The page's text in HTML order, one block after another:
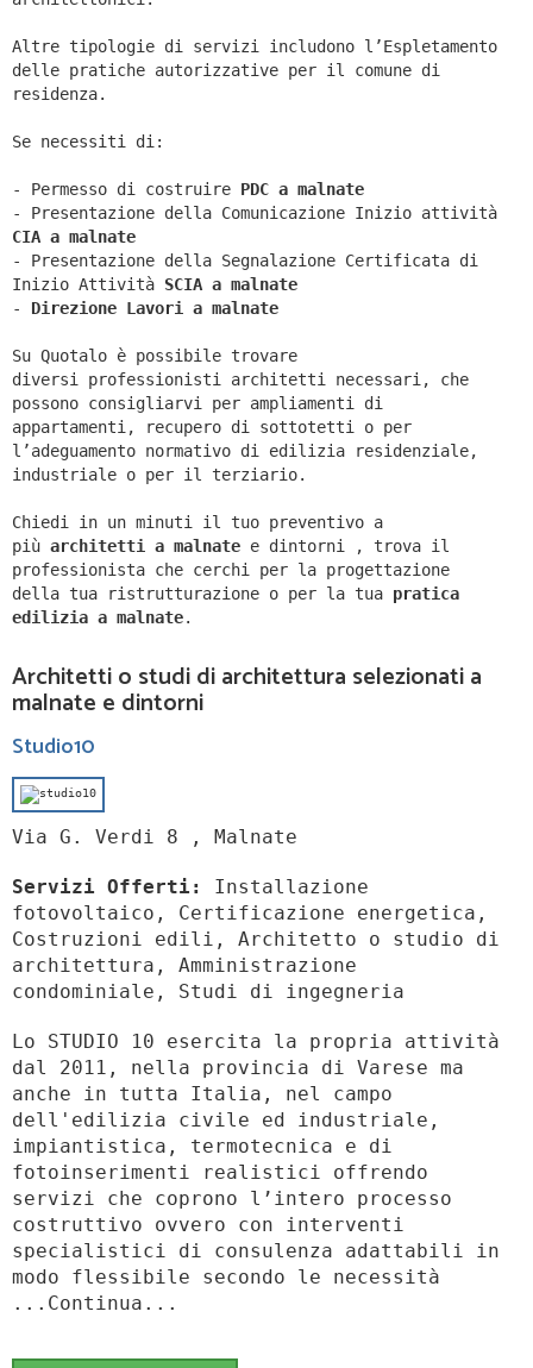
Altre tipologie di servizi includono l’Espletamento
delle pratiche autorizzative per il comune di
residenza.
Se necessiti di:
- Permesso di costruire PDC a malnate
- Presentazione della Comunicazione Inizio attività
CIA a malnate
- Presentazione della Segnalazione Certificata di
Inizio Attività SCIA a malnate
- Direzione Lavori a malnate
Su Quotalo è possibile trovare
diversi professionisti architetti necessari, che
possono consigliarvi per ampliamenti di
appartamenti, recupero di sottotetti o per
l’adeguamento normativo di edilizia residenziale,
industriale o per il terziario.
Chiedi in un minuti il tuo preventivo a
più architetti a malnate e dintorni ,
trova il
professionista che cerchi per la progettazione
della tua ristrutturazione o per la tua pratica
edilizia a malnate.
Architetti o studi di architettura selezionati a
malnate e dintorni
Studio10
Via G. Verdi 8 , Malnate
Servizi Offerti:
Installazione
fotovoltaico, Certificazione energetica,
Costruzioni edili, Architetto o studio di
architettura, Amministrazione
condominiale, Studi di ingegneria
Lo STUDIO 10 esercita la propria attività
dal 2011, nella provincia di Varese ma
anche in tutta Italia, nel campo
dell'edilizia civile ed industriale,
impiantistica, termotecnica e di
fotoinserimenti realistici offrendo
servizi che coprono l’intero processo
costruttivo ovvero con interventi
specialistici di consulenza adattabili in
modo flessibile secondo le necessità
...Continua...